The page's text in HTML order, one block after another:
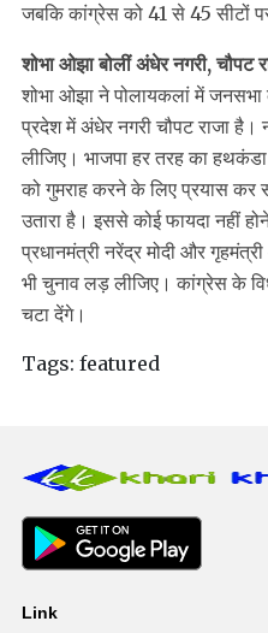
जबकि कांग्रेस को 41 से 45 सीटों
शोभा ओझा बोलीं अंधेर नगरी, चौपट
शोभा ओझा ने पोलायकलां में
प्रदेश में अंधेर नगरी चौपट राजा
लीजिए। भाजपा हर तरह का
को गुमराह करने के लिए प्रयास कर
उतारा है। इससे कोई फायदा नहीं
प्रधानमंत्री नरेंद्र मोदी और
भी चुनाव लड़ लीजिए। कांग्रेस के
चटा देंगे।
Tags: featured
Link